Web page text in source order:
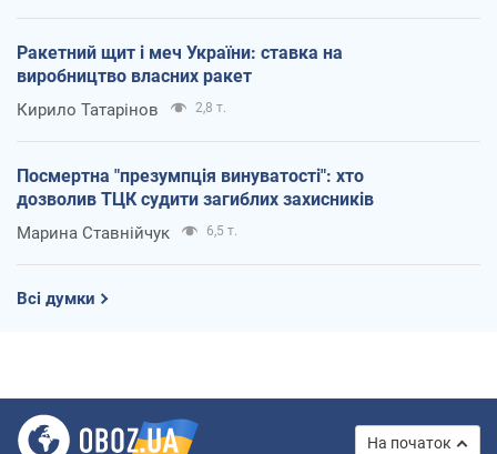
Ракетний щит і меч України: ставка на
виробництво власних ракет
Кирило Татарінов 2,8 т.
Посмертна "презумпція винуватості": хто
дозволив ТЦК судити загиблих захисників
Марина Ставнійчук 6,5 т.
Всі думки
На початок